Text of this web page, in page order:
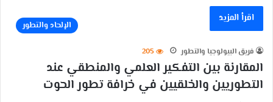
اقرأ المزيد
الإلحاد والتطور
فريق البيولوجيا والتطور 205
المقارنة بين التفكير العلمي والمنطقي عند
التطوريين والخلقيين في خرافة تطور الحوت